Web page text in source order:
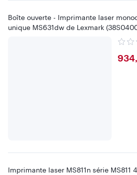
Boîte ouverte - Imprimante laser
unique MS631dw de Lexmark
Imprimante laser MS811n série MS811